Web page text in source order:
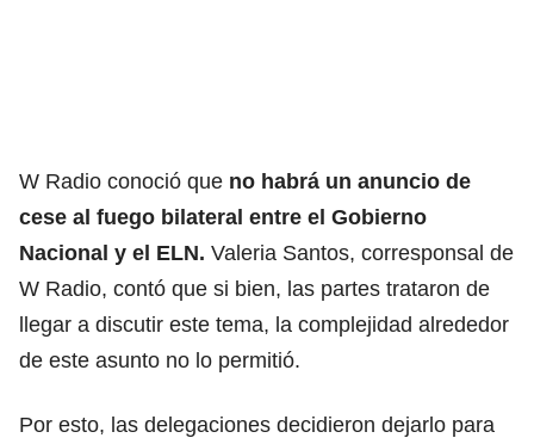
W Radio conoció que no habrá un anuncio de
cese al fuego bilateral entre el Gobierno
Nacional y el ELN. Valeria Santos, corresponsal de
W Radio, contó que si bien, las partes trataron de
llegar a discutir este tema, la complejidad alrededor
de este asunto no lo permitió.
Por esto, las delegaciones decidieron dejarlo para